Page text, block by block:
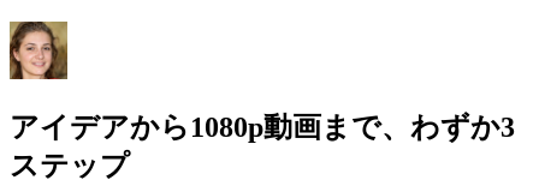
アイデアから1080p動画まで、わずか3
ステップ